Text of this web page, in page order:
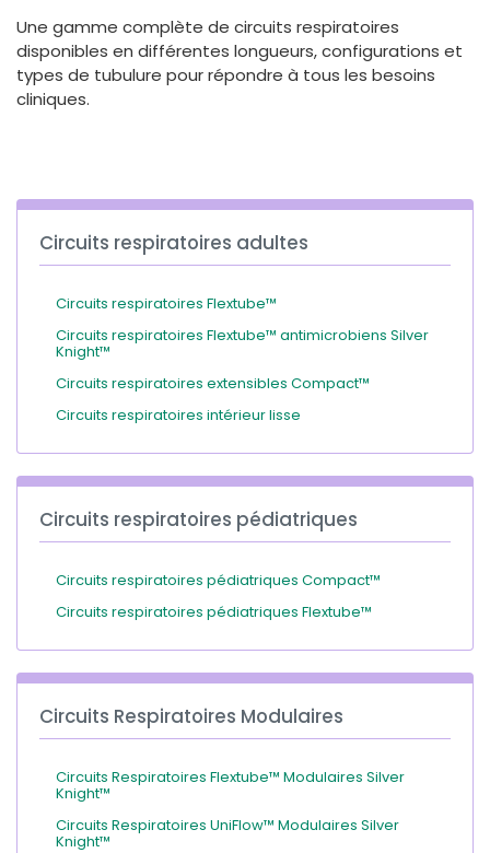
France
International English
Une gamme complète de circuits respiratoires
disponibles en différentes longueurs, configurations et
types de tubulure pour répondre à tous les besoins
cliniques.
Circuits respiratoires adultes
Circuits respiratoires Flextube™
Circuits respiratoires Flextube™ antimicrobiens Silver
Knight™
Circuits respiratoires extensibles Compact™
Circuits respiratoires intérieur lisse
Circuits respiratoires pédiatriques
Circuits respiratoires pédiatriques Compact™
Circuits respiratoires pédiatriques Flextube™
Circuits Respiratoires Modulaires
Circuits Respiratoires Flextube™ Modulaires Silver
Knight™
Circuits Respiratoires UniFlow™ Modulaires Silver
Knight™